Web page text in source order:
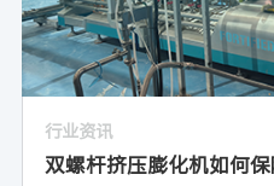
行业资讯
双螺杆挤压膨化机如何